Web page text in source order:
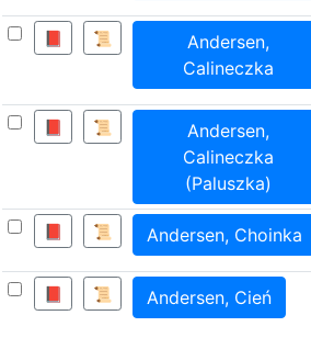
📕 📜
Andersen,
Calineczka
📕 📜
Andersen,
Calineczka
(Paluszka)
📕 📜 Andersen, Choinka
📕 📜 Andersen, Cień